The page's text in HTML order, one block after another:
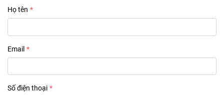
Họ tên
Email
Số điện thoại